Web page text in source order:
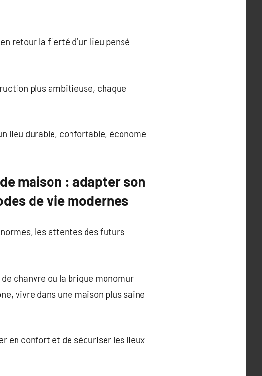
retour la fierté d’un lieu pensé
plus ambitieuse, chaque
lieu durable, confortable, économe
maison : adapter son
de vie modernes
les attentes des futurs
chanvre ou la brique monomur
vivre dans une maison plus saine
en confort et de sécuriser les lieux